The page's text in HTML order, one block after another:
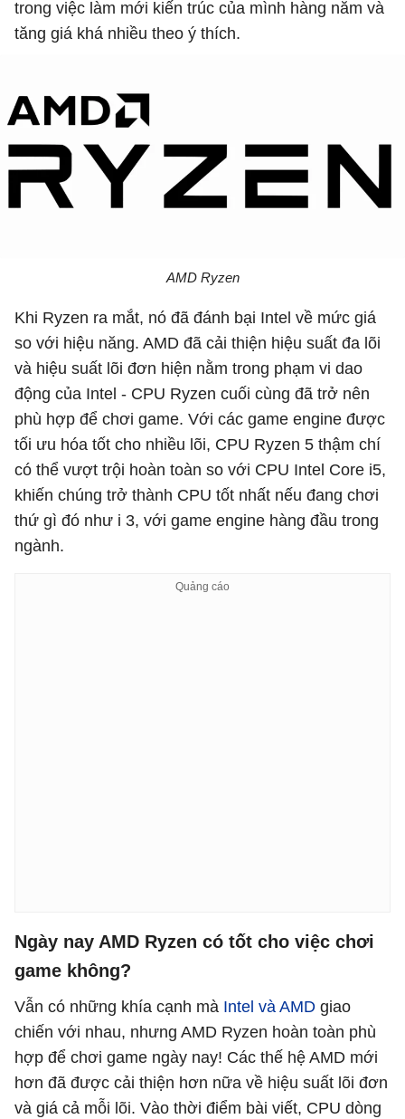
trong việc làm mới kiến trúc của mình hàng năm và
tăng giá khá nhiều theo ý thích.
AMD Ryzen
Khi Ryzen ra mắt, nó đã đánh bại Intel về mức giá
so với hiệu năng. AMD đã cải thiện hiệu suất đa lõi
và hiệu suất lõi đơn hiện nằm trong phạm vi dao
động của Intel - CPU Ryzen cuối cùng đã trở nên
phù hợp để chơi game. Với các game engine được
tối ưu hóa tốt cho nhiều lõi, CPU Ryzen 5 thậm chí
có thể vượt trội hoàn toàn so với CPU Intel Core i5,
khiến chúng trở thành CPU tốt nhất nếu đang chơi
thứ gì đó như i 3, với game engine hàng đầu trong
ngành.
Ngày nay AMD Ryzen có tốt cho việc chơi
game không?
Vẫn có những khía cạnh mà Intel và AMD giao
chiến với nhau, nhưng AMD Ryzen hoàn toàn phù
hợp để chơi game ngày nay! Các thế hệ AMD mới
hơn đã được cải thiện hơn nữa về hiệu suất lõi đơn
và giá cả mỗi lõi. Vào thời điểm bài viết, CPU dòng